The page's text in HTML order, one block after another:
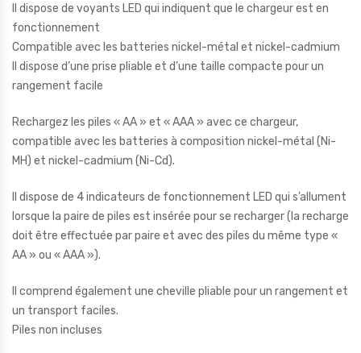
Il dispose de voyants LED qui indiquent que le chargeur est en
fonctionnement
Compatible avec les batteries nickel-métal et nickel-cadmium
Il dispose d’une prise pliable et d’une taille compacte pour un
rangement facile
Rechargez les piles « AA » et « AAA » avec ce chargeur,
compatible avec les batteries à composition nickel-métal (Ni-
MH) et nickel-cadmium (Ni-Cd).
Il dispose de 4 indicateurs de fonctionnement LED qui s’allument
lorsque la paire de piles est insérée pour se recharger (la recharge
doit être effectuée par paire et avec des piles du même type «
AA » ou « AAA »).
Il comprend également une cheville pliable pour un rangement et
un transport faciles.
Piles non incluses